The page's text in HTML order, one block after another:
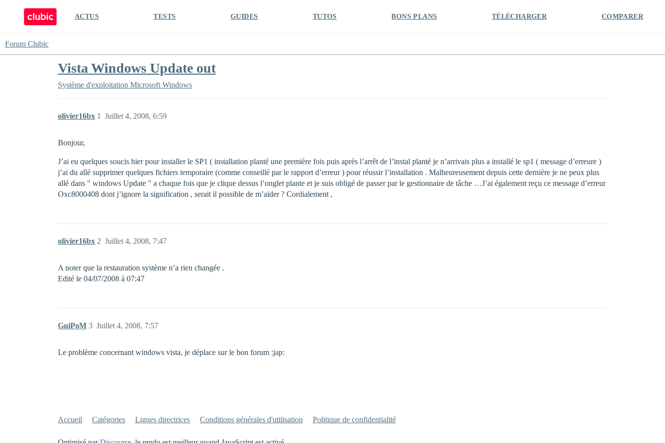
ACTUS TESTS GUIDES TUTOS BONS PLANS TÉLÉCHARGER COMPARER
Forum Clubic
Vista Windows Update out
Système d'exploitation Microsoft Windows
olivier16bx Juillet 4, 2008, 6:59
1
Bonjour,
J’ai eu quelques soucis hier pour installer le SP1 ( installation planté une première fois puis après l’arrêt de l’instal planté je n’arrivais plus a installé le sp1 ( message d’erreure )
j’ai du allé supprimer quelques fichiers temporaire (comme conseillé par le rapport d’erreur ) pour réussir l’installation . Malheureusement depuis cette dernière je ne peux plus
allé dans " windows Update " a chaque fois que je clique dessus l’onglet plante et je suis obligé de passer par le gestionnaire de tâche …J’ai également reçu ce message d’erreur
Oxc8000408 dont j’ignore la signification , serait il possible de m’aider ? Cordialement ,
olivier16bx Juillet 4, 2008, 7:47
2
A noter que la restauration système n’a rien changée .
Edité le 04/07/2008 à 07:47
GuiPoM Juillet 4, 2008, 7:57
3
Le problème concernant windows vista, je déplace sur le bon forum :jap:
Accueil Catégories Lignes directrices Conditions générales d'utilisation Politique de confidentialité